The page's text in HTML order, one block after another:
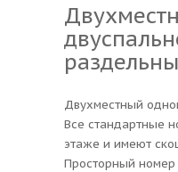
Двухместный
Все стандартные
этаже и имеют
Просторный номер